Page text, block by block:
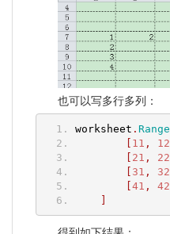
也可以写多行多列：
worksheet . Range
11 , 12
21 , 22
31 , 32
41 , 42